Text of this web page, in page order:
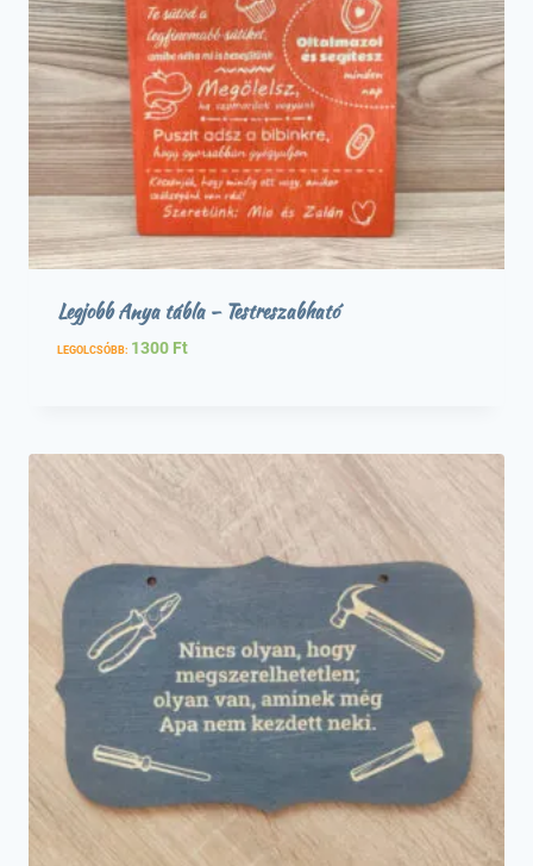
Legjobb Anya tábla – Testreszabható
LEGOLCSÓBB: 1300 Ft